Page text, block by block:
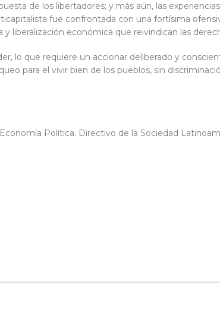
de los libertadores; y más aún, las
fue confrontada con una fortísima
liberalización económica que reivindican las
lo que requiere un accionar deliberado y
para el vivir bien de los pueblos, sin
Política. Directivo de la Sociedad